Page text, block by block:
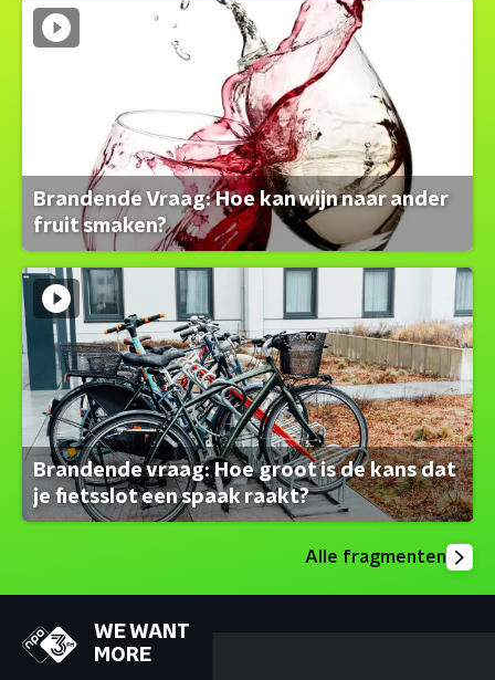
Brandende Vraag: Hoe kan wijn naar ander
fruit smaken?
Brandende vraag: Hoe groot is de kans dat
je fietsslot een spaak raakt?
Alle fragmenten
WE WANT
MORE